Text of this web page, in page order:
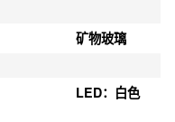
矿物玻璃
LED：白色